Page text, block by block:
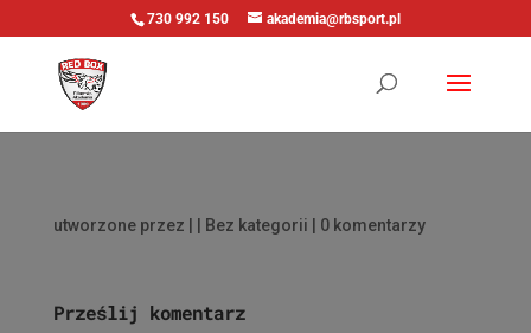
730 992 150 akademia@rbsport.pl
utworzone przez | Bez kategorii | 0 komentarzy
Prześlij komentarz